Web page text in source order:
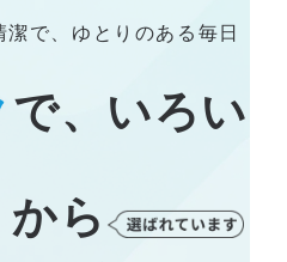
で、ゆとりのある毎日
で、いろい
ら